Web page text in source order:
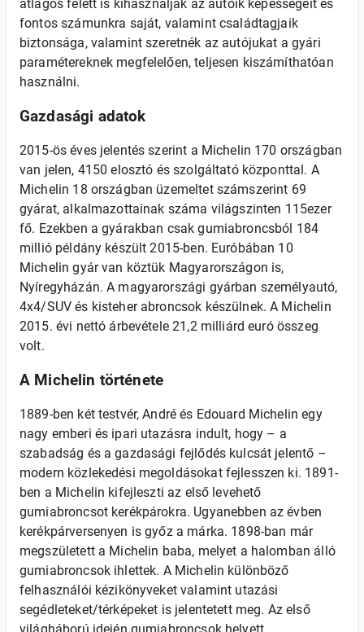
átlagos felett is kihasználják az autóik képességeit és
fontos számunkra saját, valamint családtagjaik
biztonsága, valamint szeretnék az autójukat a gyári
paramétereknek megfelelően, teljesen kiszámíthatóan
használni.
Gazdasági adatok
2015-ös éves jelentés szerint a Michelin 170 országban
van jelen, 4150 elosztó és szolgáltató központtal. A
Michelin 18 országban üzemeltet számszerint 69
gyárat, alkalmazottainak száma világszinten 115ezer
fő. Ezekben a gyárakban csak gumiabroncsból 184
millió példány készült 2015-ben. Euróbában 10
Michelin gyár van köztük Magyarországon is,
Nyíregyházán. A magyarországi gyárban személyautó,
4x4/SUV és kisteher abroncsok készülnek. A Michelin
2015. évi nettó árbevétele 21,2 milliárd euró összeg
volt.
A Michelin története
1889-ben két testvér, André és Edouard Michelin egy
nagy emberi és ipari utazásra indult, hogy – a
szabadság és a gazdasági fejlődés kulcsát jelentő –
modern közlekedési megoldásokat fejlesszen ki. 1891-
ben a Michelin kifejleszti az első levehető
gumiabroncsot kerékpárokra. Ugyanebben az évben
kerékpárversenyen is győz a márka. 1898-ban már
megszületett a Michelin baba, melyet a halomban álló
gumiabroncsok ihlettek. A Michelin különböző
felhasználói kézikönyveket valamint utazási
segédleteket/térképeket is jelentetett meg. Az első